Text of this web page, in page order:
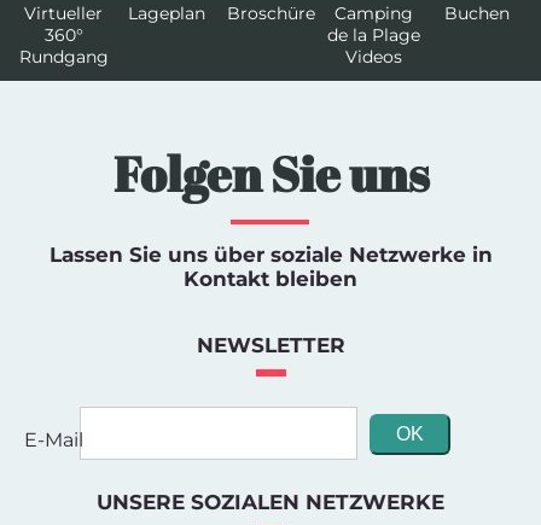
Virtueller
360°
Rundgang
Lageplan Broschüre
Camping
de la Plage
Videos
Buchen
Folgen Sie uns
Lassen Sie uns über soziale Netzwerke in
Kontakt bleiben
NEWSLETTER
E-Mail
UNSERE SOZIALEN NETZWERKE